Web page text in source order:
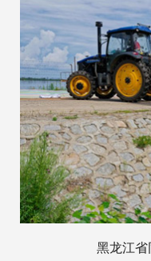
黑龙江省